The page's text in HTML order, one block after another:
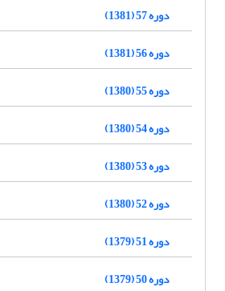
دوره 57 (1381)
دوره 56 (1381)
دوره 55 (1380)
دوره 54 (1380)
دوره 53 (1380)
دوره 52 (1380)
دوره 51 (1379)
دوره 50 (1379)